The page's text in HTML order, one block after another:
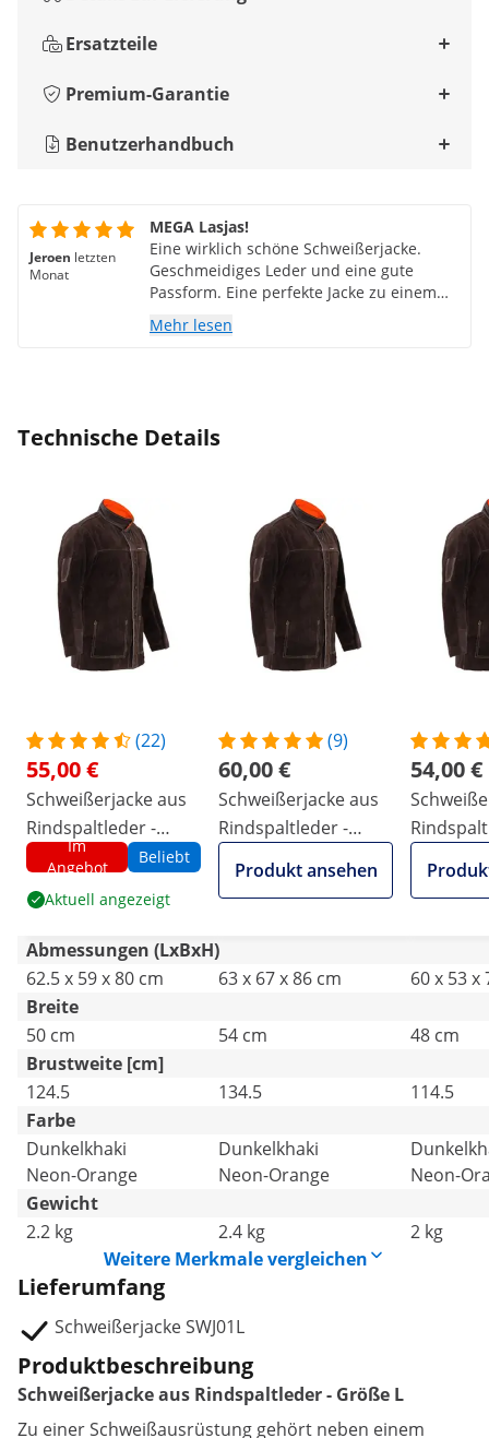
Ersatzteile
Premium-Garantie
Benutzerhandbuch
Jeroen letzten
Monat
MEGA Lasjas!
Eine wirklich schöne Schweißerjacke.
Geschmeidiges Leder und eine gute
Passform. Eine perfekte Jacke zu einem
sehr guten Preis.
Mehr lesen
Technische Details
(22)
55,00 €
Schweißerjacke aus
Rindspaltleder -
Größe L
Im
Angebot
Beliebt
Aktuell angezeigt
(9)
60,00 €
Schweißerjacke aus
Rindspaltleder -
Produkt ansehen
54,00 €
Abmessungen (LxBxH)
62.5 x 59 x 80 cm
63 x 67 x 86 cm
60 x 53 x
Breite
50 cm
54 cm
48 cm
Brustweite [cm]
124.5
134.5
114.5
Farbe
Dunkelkhaki
Neon-Orange
Dunkelkhaki
Neon-Orange
Neon-
Gewicht
2.2 kg
2.4 kg
2 kg
Weitere Merkmale vergleichen
Lieferumfang
Schweißerjacke SWJ01L
Produktbeschreibung
Schweißerjacke aus Rindspaltleder - Größe L
Zu einer Schweißausrüstung gehört neben einem